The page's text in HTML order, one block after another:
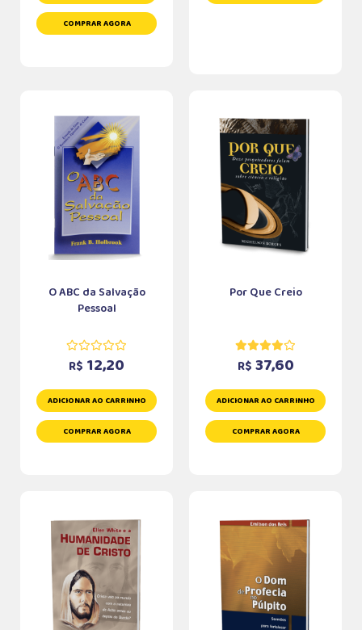
COMPRAR AGORA
O ABC da Salvação
Pessoal
R$ 12,20
ADICIONAR AO CARRINHO
COMPRAR AGORA
Por Que Creio
R$ 37,60
ADICIONAR AO CARRINHO
COMPRAR AGORA